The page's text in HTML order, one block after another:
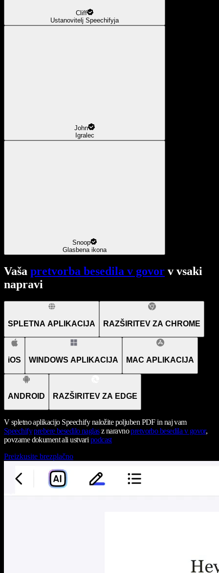
Cliff
Ustanovitelj Speechifyja
John
Igralec
Snoop
Glasbena ikona
Vaša pretvorba besedila v govor v vsaki
napravi
SPLETNA APLIKACIJA RAZŠIRITEV ZA CHROME
iOS WINDOWS APLIKACIJA MAC APLIKACIJA
ANDROID RAZŠIRITEV ZA EDGE
V spletno aplikacijo Speechify naložite poljuben PDF in naj vam
Speechify prebere besedilo naglasz naravnopretvorbo besedila v govor,
povzame dokument ali ustvari podcast
Preizkusite brezplačno